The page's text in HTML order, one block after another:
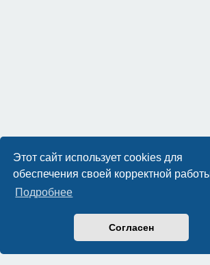
Этот сайт использует cookies для
обеспечения своей корректной
Подробнее
Согласен